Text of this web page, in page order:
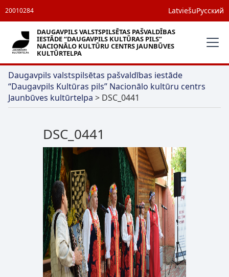
20010284 LatviešuРусский
DAUGAVPILS VALSTSPILSĒTAS PAŠVALDĪBAS
IESTĀDE “DAUGAVPILS KULTŪRAS PILS”
NACIONĀLO KULTŪRU CENTRS JAUNBŪVES
KULTŪRTELPA
Daugavpils valstspilsētas pašvaldības iestāde
“Daugavpils Kultūras pils” Nacionālo kultūru centrs
Jaunbūves kultūrtelpa > DSC_0441
DSC_0441